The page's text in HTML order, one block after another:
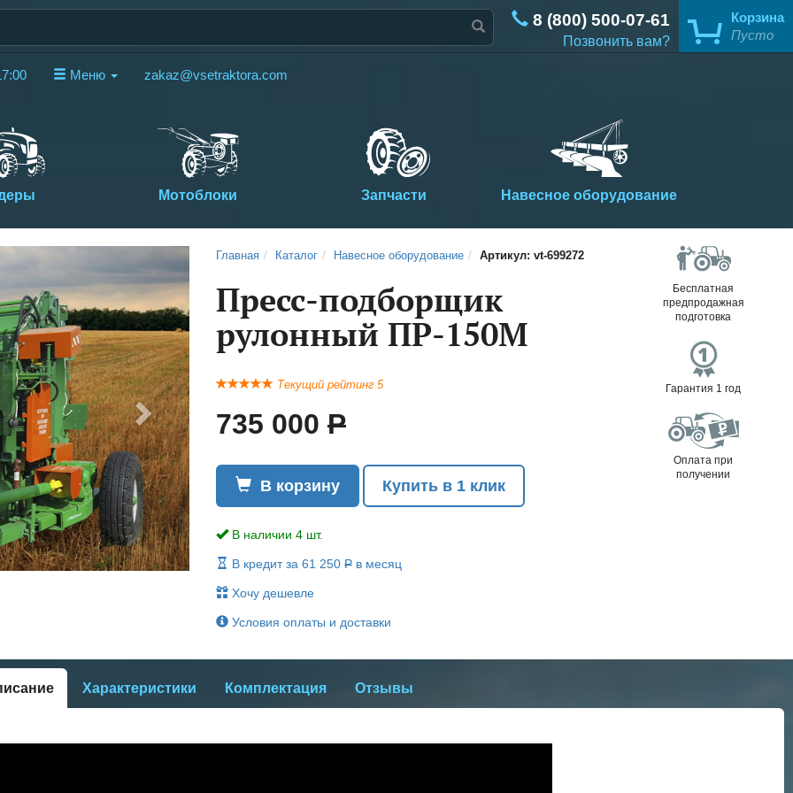
Меню zakaz@vsetraktora.com
8 (800) 500-07-61
Позвонить вам?
Корзина
Мотоблоки Запчасти Навесное оборудование
Главная Каталог Навесное оборудование Артикул: vt-699272
Пресс-подборщик
рулонный ПР-150М
Текущий рейтинг 5
735 000 Р
В корзину Купить в 1 клик
В наличии 4 шт.
В кредит за 61 250 Р в месяц
Хочу дешевле
Условия оплаты и доставки
Бесплатная
предпродажная
подготовка
Гарантия 1 год
Оплата при
получении
Next
Характеристики Комплектация Отзывы